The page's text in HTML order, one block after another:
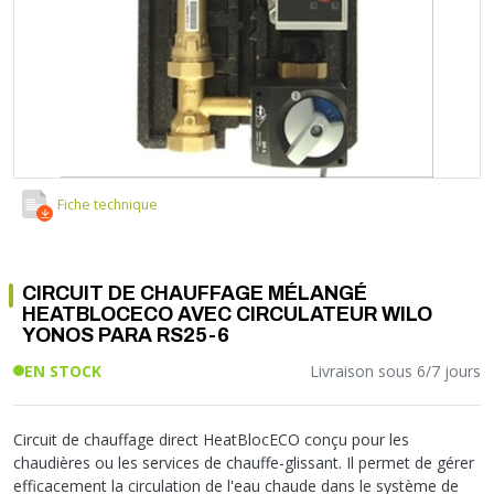
RACCORD PE (POLYÉTHYLÈNE)
RACCORD GALVA
RACCORD INOX
TUBE LAITON ET ECROU
TUYAU SOUPLE
KIT FIXATION MURAL
COLLECTEUR NOURRICE
FLEXIBLE
ETANCHÉITÉ RACCORDEMENT
FILTRATION
Soupape différentielle
Vase d'expansion
Vanne de Température
Vanne équilibrage
Vanne mélangeuse
TUBAGE CHEMINÉE CHAUDIÈRE POÊLE
EQUIPEMENT INDUSTRIEL
COMMUNICATION
COLLIER ET FIXATION
CONNEXION
GAINE
ECLAIRAGE
PILES ET ACCUMULATEURS
BLOC DE SÉCURITÉ
TRAPPE CHATIÈRE ET HUBLOT
VOTRE SOLUTION CHAUFFAGE
Fiche technique
CIRCUIT DE CHAUFFAGE MÉLANGÉ
HEATBLOCECO AVEC CIRCULATEUR WILO
YONOS PARA RS25-6
EN STOCK Livraison sous 6/7 jours
Circuit de chauffage direct HeatBlocECO conçu pour les
chaudières ou les services de chauffe-glissant. Il permet de gérer
efficacement la circulation de l'eau chaude dans le système de